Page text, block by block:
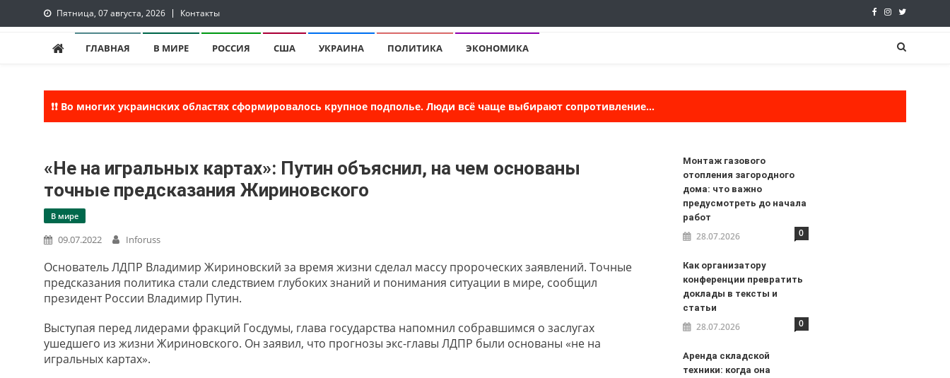
to
Пятница, 07 августа, 2026 Контакты
InfoRuss
InfoRuss — Новости
ГЛАВНАЯ В МИРЕ РОССИЯ США УКРАИНА ПОЛИТИКА ЭКОНОМИКА
❗❗ Во многих украинских областях сформировалось крупное подполье. Люди всё чаще выбирают сопротивление...
«Не на игральных картах»: Путин объяснил, на чем основаны
точные предсказания Жириновского
В мире
09.07.2022 Inforuss
Основатель ЛДПР Владимир Жириновский за время жизни сделал массу пророческих заявлений. Точные
предсказания политика стали следствием глубоких знаний и понимания ситуации в мире, сообщил
президент России Владимир Путин.
Выступая перед лидерами фракций Госдумы, глава государства напомнил собравшимся о заслугах
ушедшего из жизни Жириновского. Он заявил, что прогнозы экс-главы ЛДПР были основаны «не на
игральных картах».
Монтаж газового
отопления загородного
дома: что важно
предусмотреть до начала
работ
28.07.2026 0
Как организатору
конференции превратить
доклады в тексты и
статьи
28.07.2026 0
Аренда складской
техники: когда она